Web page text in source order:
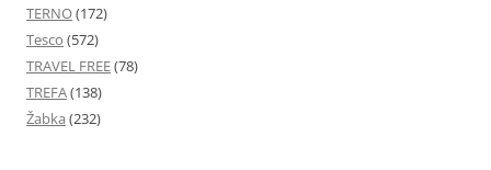
TERNO(172)
Tesco (572)
TRAVEL FREE(78)
TREFA(138)
Žabka (232)